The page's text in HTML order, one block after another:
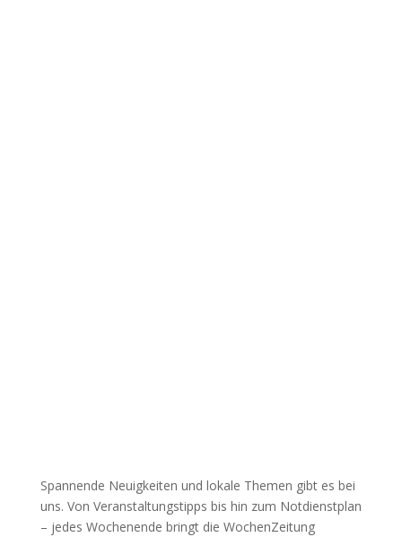
Spannende Neuigkeiten und lokale Themen gibt es bei
uns. Von Veranstaltungstipps bis hin zum Notdienstplan
– jedes Wochenende bringt die WochenZeitung